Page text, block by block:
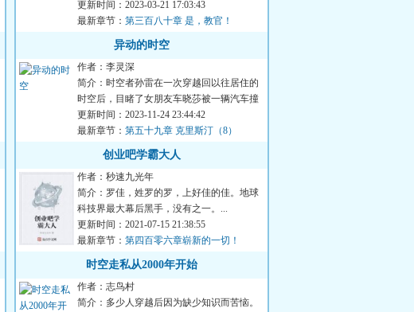
更新时间：2023-03-21 17:03:43
最新章节： 第三百八十章 是，教官！
异动的时空
作者：李灵深
简介：时空者孙雷在一次穿越回以往居住的
时空后，目睹了女朋友车晓莎被一辆汽车撞
死，而以这个时空裂缝事...
更新时间：2023-11-24 23:44:42
最新章节： 第五十九章 克里斯汀（8）
创业吧学霸大人
作者：秒速九光年
简介：罗佳，姓罗的罗，上好佳的佳。地球
科技界最大幕后黑手，没有之一。...
更新时间：2021-07-15 21:38:55
最新章节： 第四百零六章崭新的一切！
时空走私从2000年开始
作者：志鸟村
简介：多少人穿越后因为缺少知识而苦恼。